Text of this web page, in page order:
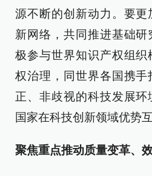
源不断的创新动力。要更
新网络，共同推进基础
极参与世界知识产权组
权治理，同世界各国携
正、非歧视的科技发展
国家在科技创新领域优势
聚焦重点推动质量变革、